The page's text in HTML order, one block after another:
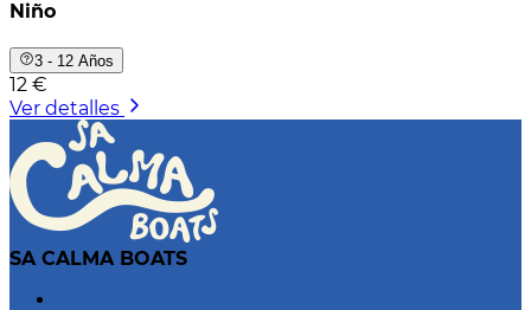
Niño
3 - 12 Años
12 €
Ver detalles
SA CALMA BOATS